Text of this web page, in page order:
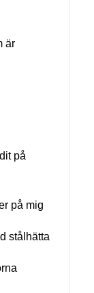
är
på
på mig
stålhätta